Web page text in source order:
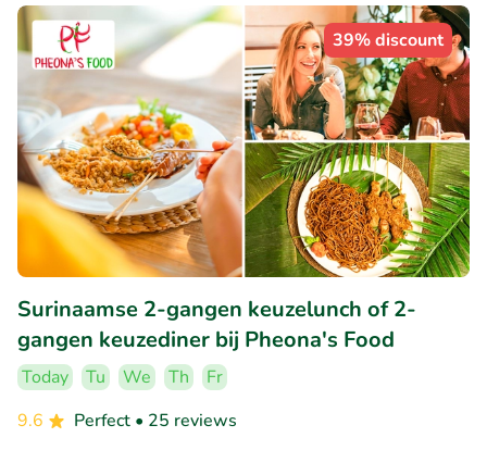
39% discount
Surinaamse 2-gangen keuzelunch of 2-
gangen keuzediner bij Pheona's Food
Today Tu We Th
Fr
9.6
Perfect • 25 reviews